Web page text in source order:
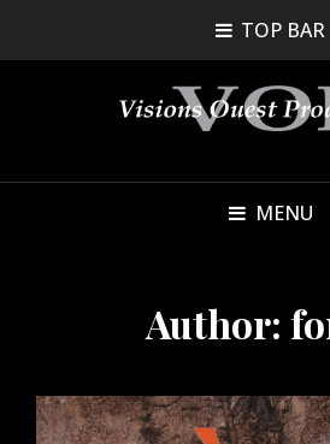
TOP BAR
MENU
Author: